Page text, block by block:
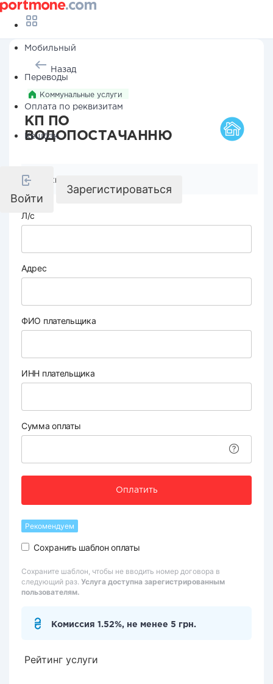
Мобильный
Переводы
Оплата по реквизитам
Кешбэк
Войти
Зарегистироваться
Назад
Коммунальные услуги
КП ПО
ВОДОПОСТАЧАННЮ
Реквизиты компании
Л/с
Адрес
ФИО плательщика
ИНН плательщика
Сумма оплаты
Оплатить
Рекомендуем
Сохранить шаблон оплаты
Сохраните шаблон, чтобы не вводить номер договора в
следующий раз. Услуга доступна зарегистрированным
пользователям.
Комиссия 1.52%, не менее 5 грн.
Рейтинг услуги